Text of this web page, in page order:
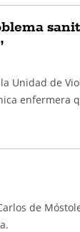
Unidad de
enfermera
de